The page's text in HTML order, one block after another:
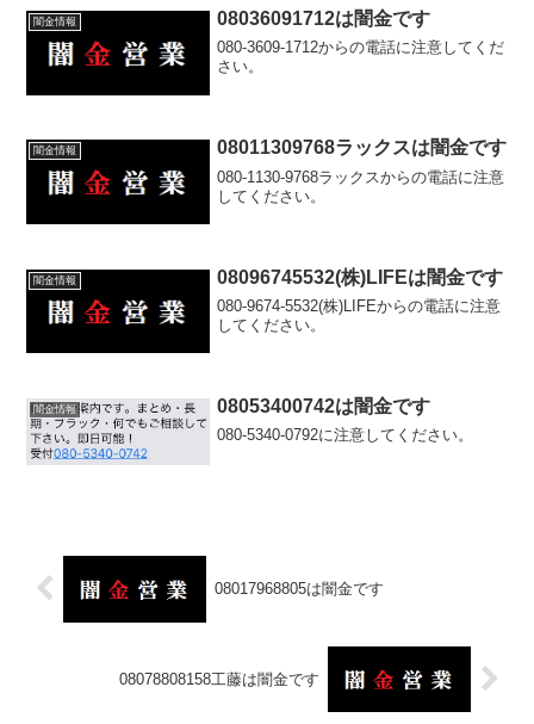
闇金情報 08036091712は闇金です
080-3609-1712からの電話に注意してくだ
さい。
闇金情報 08011309768ラックスは闇金です
080-1130-9768ラックスからの電話に注意
してください。
闇金情報 08096745532(株)LIFEは闇金です
080-9674-5532(株)LIFEからの電話に注意
してください。
闇金情報 08053400742は闇金です
080-5340-0792に注意してください。
08017968805は闇金です
08078808158工藤は闇金です